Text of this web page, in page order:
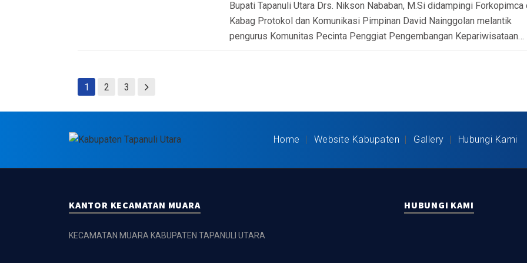
Bupati Tapanuli Utara Drs. Nikson Nababan, M.Si didampingi Forkopimca
Kabag Protokol dan Komunikasi Pimpinan David Nainggolan melantik
pengurus Komunitas Pecinta Penggiat Pengembangan Kepariwisataan…
1 2 3
Home Website Kabupaten Gallery Hubungi Kami
KANTOR KECAMATAN MUARA
KECAMATAN MUARA KABUPATEN TAPANULI UTARA
HUBUNGI KAMI